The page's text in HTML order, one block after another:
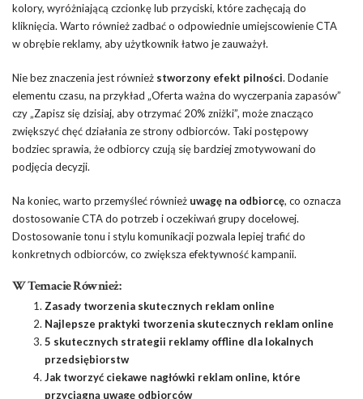
kolory, wyróżniającą czcionkę lub przyciski, które zachęcają do
kliknięcia. Warto również zadbać o odpowiednie umiejscowienie CTA
w obrębie reklamy, aby użytkownik łatwo je zauważył.
Nie bez znaczenia jest również stworzony efekt pilności. Dodanie
elementu czasu, na przykład „Oferta ważna do wyczerpania zapasów”
czy „Zapisz się dzisiaj, aby otrzymać 20% zniżki”, może znacząco
zwiększyć chęć działania ze strony odbiorców. Taki postępowy
bodziec sprawia, że odbiorcy czują się bardziej zmotywowani do
podjęcia decyzji.
Na koniec, warto przemyśleć również uwagę na odbiorcę, co oznacza
dostosowanie CTA do potrzeb i oczekiwań grupy docelowej.
Dostosowanie tonu i stylu komunikacji pozwala lepiej trafić do
konkretnych odbiorców, co zwiększa efektywność kampanii.
W Temacie Również:
Zasady tworzenia skutecznych reklam online
Najlepsze praktyki tworzenia skutecznych reklam online
5 skutecznych strategii reklamy offline dla lokalnych
przedsiębiorstw
Jak tworzyć ciekawe nagłówki reklam online, które
przyciągną uwagę odbiorców